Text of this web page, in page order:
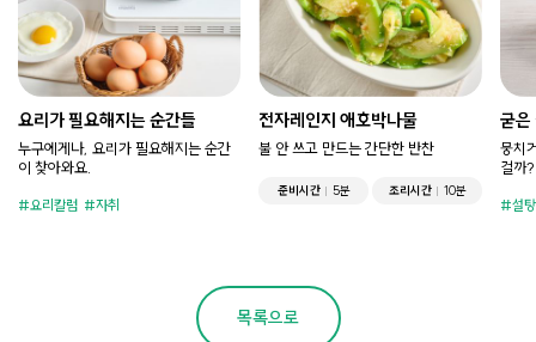
요리가 필요해지는 순간들
누구에게나, 요리가 필요해지는 순간
이 찾아와요.
요리칼럼 자취
전자레인지 애호박나물
불 안 쓰고 만드는 간단한 반찬
준비시간 5분 조리시간 10분
굳은
뭉치
걸까?
설탕
목록으로